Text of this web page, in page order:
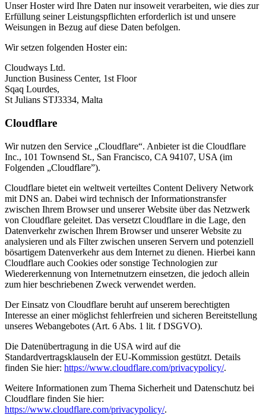
Unser Hoster wird Ihre Daten nur insoweit verarbeiten, wie dies zur
Erfüllung seiner Leistungspflichten erforderlich ist und unsere
Weisungen in Bezug auf diese Daten befolgen.
Wir setzen folgenden Hoster ein:
Cloudways Ltd.
Junction Business Center, 1st Floor
Sqaq Lourdes,
St Julians STJ3334, Malta
Cloudflare
Wir nutzen den Service „Cloudflare“. Anbieter ist die Cloudflare
Inc., 101 Townsend St., San Francisco, CA 94107, USA (im
Folgenden „Cloudflare”).
Cloudflare bietet ein weltweit verteiltes Content Delivery Network
mit DNS an. Dabei wird technisch der Informationstransfer
zwischen Ihrem Browser und unserer Website über das Netzwerk
von Cloudflare geleitet. Das versetzt Cloudflare in die Lage, den
Datenverkehr zwischen Ihrem Browser und unserer Website zu
analysieren und als Filter zwischen unseren Servern und potenziell
bösartigem Datenverkehr aus dem Internet zu dienen. Hierbei kann
Cloudflare auch Cookies oder sonstige Technologien zur
Wiedererkennung von Internetnutzern einsetzen, die jedoch allein
zum hier beschriebenen Zweck verwendet werden.
Der Einsatz von Cloudflare beruht auf unserem berechtigten
Interesse an einer möglichst fehlerfreien und sicheren Bereitstellung
unseres Webangebotes (Art. 6 Abs. 1 lit. f DSGVO).
Die Datenübertragung in die USA wird auf die
Standardvertragsklauseln der EU-Kommission gestützt. Details
finden Sie hier: https://www.cloudflare.com/privacypolicy/.
Weitere Informationen zum Thema Sicherheit und Datenschutz bei
Cloudflare finden Sie hier:
https://www.cloudflare.com/privacypolicy/.